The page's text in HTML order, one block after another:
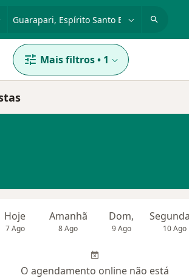
cidade ou região
Mais filtros• 1
Hoje
7 Ago
Amanhã
8 Ago
Dom,
9 Ago 10 Ago
O agendamento online não está